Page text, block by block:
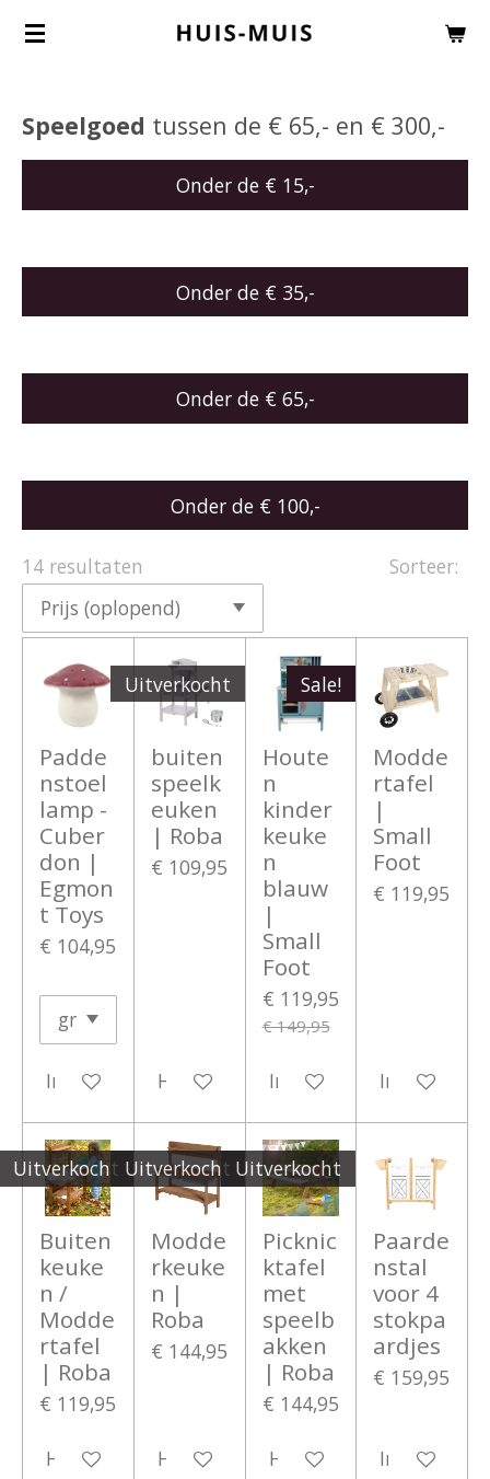
Ga
de
hoofdinhoud
Speelgoed tussen de € 65,- en € 300,-
Onder de € 15,-
Onder de € 35,-
Onder de € 65,-
Onder de € 100,-
14 resultaten Sorteer:
Padde
nstoel
lamp -
Cuber
don |
Egmon
t Toys
€ 104,95
In winkelwagen
Uitverkocht
buiten
speelk
euken
| Roba
€ 109,95
Houd mij op de hoogte
Sale!
Houte
n
kinder
keuke
n
blauw
|
Small
Foot
€ 119,95
€ 149,95
In winkelwagen
Modde
rtafel
|
Small
Foot
€ 119,95
In
Uitverkocht
Buiten
keuke
n /
Modde
rtafel
| Roba
€ 119,95
Houd mij op de hoogte
Uitverkocht
Modde
rkeuke
n |
Roba
€ 144,95
Houd mij op de hoogte
Uitverkocht
Picknic
ktafel
met
speelb
akken
| Roba
€ 144,95
Houd mij op de hoogte
Paarde
nstal
voor 4
stokpa
ardjes
€ 159,95
In